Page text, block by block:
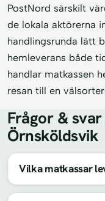
PostNord särskilt
de lokala aktörerna
handlingsrunda lätt
hemleverans både
handlar matkassen
resan till en
Frågor &
Örnsköldsvik
Vilka matkassar